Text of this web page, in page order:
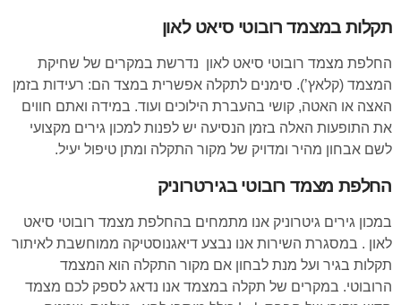
תקלות במצמד רובוטי סיאט לאון
החלפת מצמד רובוטי סיאט לאון נדרשת במקרים של שחיקת
המצמד (קלאץ’). סימנים לתקלה אפשרית במצד הם: רעידות בזמן
האצה או האטה, קושי בהעברת הילוכים ועוד. במידה ואתם חווים
את התופעות האלה בזמן הנסיעה יש לפנות למכון גירים מקצועי
לשם אבחון מהיר ומדויק של מקור התקלה ומתן טיפול יעיל.
החלפת מצמד רובוטי בגירטרוניק
במכון גירים גיטרוניק אנו מתמחים בהחלפת מצמד רובוטי סיאט
לאון . במסגרת השירות אנו נבצע דיאגנוסטיקה ממוחשבת לאיתור
תקלות בגיר ועל מנת לבחון אם מקור התקלה הוא המצמד
הרובוטי. במקרים של תקלה במצמד אנו נדאג לספק לכם מצמד